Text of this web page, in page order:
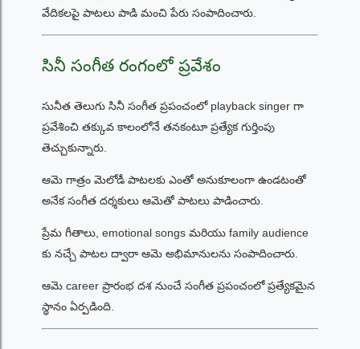
వేదికలపై పాటలు పాడి మంచి పేరు సంపాదించారు.
సినీ సంగీత రంగంలో ప్రవేశం
సునీత తెలుగు సినీ సంగీత ప్రపంచంలో playback singer గా
ప్రవేశించి తక్కువ కాలంలోనే తనకంటూ ప్రత్యేక గుర్తింపు
తెచ్చుకున్నారు.
ఆమె గాత్రం మెలోడీ పాటలకు ఎంతో అనుకూలంగా ఉండటంతో
అనేక సంగీత దర్శకులు ఆమెతో పాటలు పాడించారు.
ప్రేమ గీతాలు, emotional songs మరియు family audience
కు నచ్చే పాటల ద్వారా ఆమె అభిమానులను సంపాదించారు.
ఆమె career ప్రారంభ దశ నుంచే సంగీత ప్రపంచంలో ప్రత్యేకమైన
స్థానం ఏర్పడింది.